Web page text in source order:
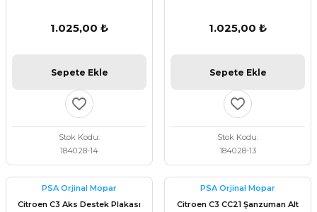
1.025,00 ₺
Sepete Ekle
Stok Kodu
1840.28-14
1.025,00 ₺
Sepete Ekle
Stok Kodu
1840.28-13
PSA Orjinal Mopar
Citroen C3 Aks Destek Plakası
PSA Orjinal Mopar
Citroen C3 CC21 Şanzuman Alt